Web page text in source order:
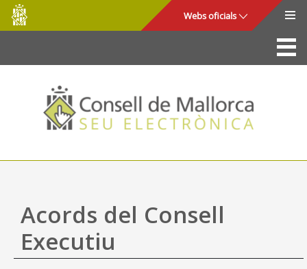
Salta al contingut principal
Consell
de
Mallorca
Webs oficials
La Seu
Consell de Mallorca
Accés i seguretat
Utilitats
Ajuda
Acords del Consell
Executiu